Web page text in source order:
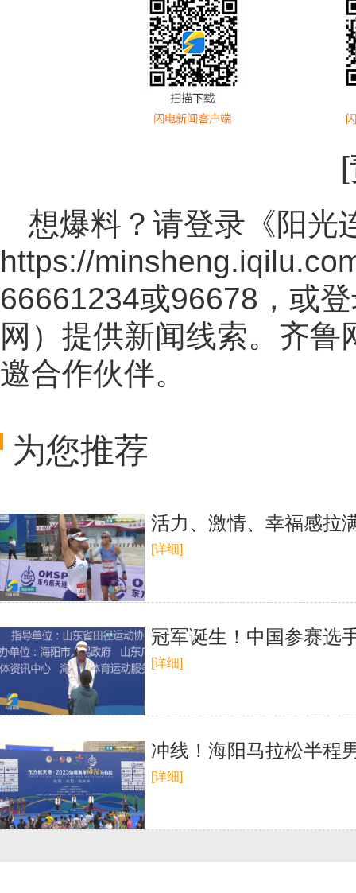
想爆料？请登录《阳光
https://
66661234或96678，或
网 ）提供新闻线索。齐鲁
邀合作伙伴。
为您推荐
活力、激情、幸福感拉
[详细]
冠军诞生！中国参赛选
[详细]
冲线！海阳马拉松半程
[详细]